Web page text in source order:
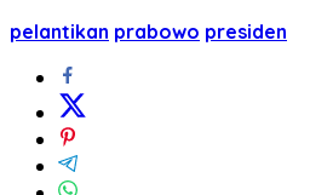
pelantikan prabowo presiden